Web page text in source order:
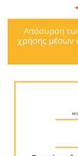
Απόσυρση
χρήσης μέσων